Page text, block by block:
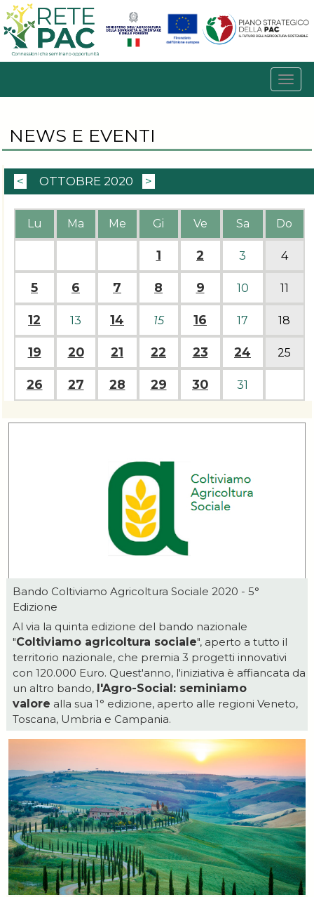
NEWS E EVENTI
< OTTOBRE 2020 >
Lu Ma Me Gi Ve Sa Do
1 2 3 4
5 6 7 8 9 10 11
12 13 14 15 16 17 18
19 20 21 22 23 24 25
26 27 28 29 30 31
Bando Coltiviamo Agricoltura Sociale 2020 - 5°
Edizione
Al via la quinta edizione del bando nazionale
"Coltiviamo agricoltura sociale", aperto a tutto il
territorio nazionale, che premia 3 progetti innovativi
con 120.000 Euro. Quest'anno, l'iniziativa è affiancata da
un altro bando, l'Agro-Social: seminiamo
valore alla sua 1° edizione, aperto alle regioni Veneto,
Toscana, Umbria e Campania.